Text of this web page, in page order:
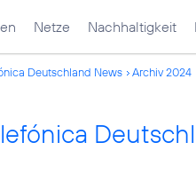
Netze Nachhaltigkeit
Deutschland News Archiv 2024